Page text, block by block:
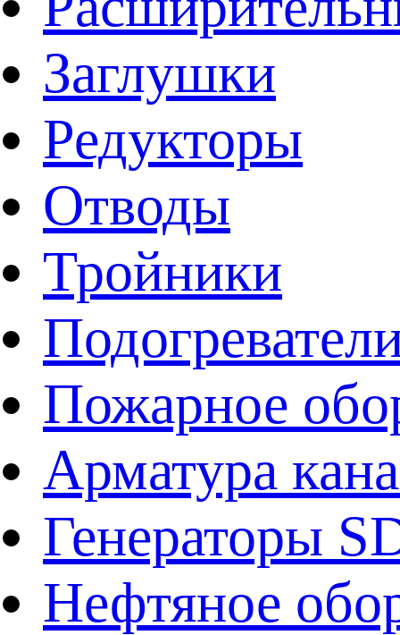
Заглушки
Редукторы
Отводы
Тройники
Пожарное
Арматура
Генераторы
Нефтяное